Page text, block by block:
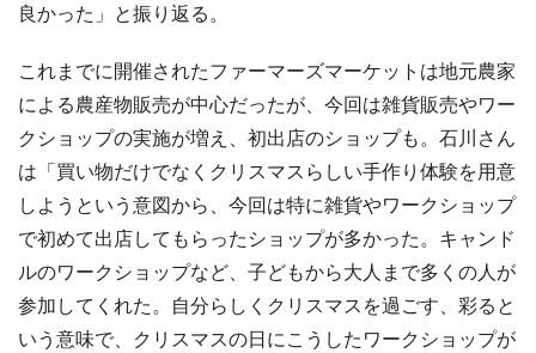
良かった」と振り返る。
これまでに開催されたファーマーズマーケットは地元農家
による農産物販売が中心だったが、今回は雑貨販売やワー
クショップの実施が増え、初出店のショップも。石川さん
は「買い物だけでなくクリスマスらしい手作り体験を用意
しようという意図から、今回は特に雑貨やワークショップ
で初めて出店してもらったショップが多かった。キャンド
ルのワークショップなど、子どもから大人まで多くの人が
参加してくれた。自分らしくクリスマスを過ごす、彩ると
いう意味で、クリスマスの日にこうしたワークショップが